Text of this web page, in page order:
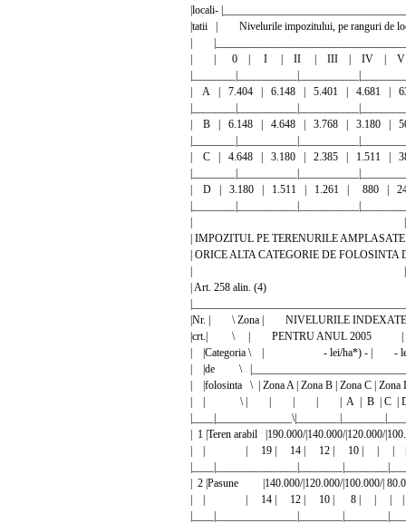
|locali-
|tatii | Nivelurile impozitului, pe ranguri
|
| | 0 | I | II | III | IV |
| A | 7.404 | 6.148 | 5.401 | 4.681 |
| B | 6.148 | 4.648 | 3.768 | 3.180 |
| C | 4.648 | 3.180 | 2.385 | 1.511 |
| D | 3.180 | 1.511 | 1.261 | 880 |
| |
| IMPOZITUL PE TERENURILE
| ORICE ALTA CATEGORIE DE
| |
| Art. 258 alin.
|Nr. | \ Zona | NIVELURILE
|crt.| \ | PENTRU ANUL 2005 |
| |Categoria \ | - lei/ha*) - | - lei/
| |de \
| |folosinta \ | Zona A | Zona B | Zona C | Zona
| | \ | | | | | A | B | C |
| 1 |Teren arabil |190.000/|140.000/|120.000/
| | | 19 | 14 | 12 | 10 | | |
| 2 |Pasune |140.000/|120.000/|100.000/|
| | | 14 | 12 | 10 | 8 | | |